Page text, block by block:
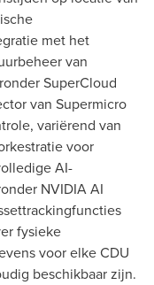
met het
van
SuperCloud
van Supermicro
variërend van
voor
AI-
NVIDIA AI
fysieke
voor elke CDU
beschikbaar zijn.